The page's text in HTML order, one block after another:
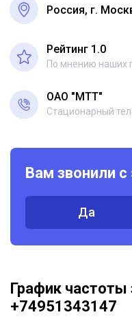
Россия, г.
Рейтинг 1.0
По мнению наших
ОАО "МТТ"
Стационарный
Вам звонили с
Да
График частоты
+74951343147